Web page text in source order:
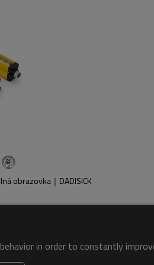
obrazovka｜DADISICK
in order to constantly